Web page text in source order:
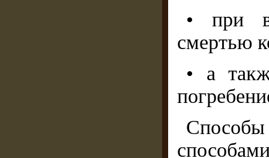
• при
смертью
• а